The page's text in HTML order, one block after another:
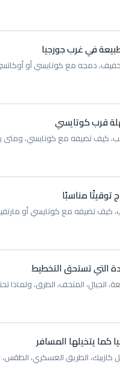
في غرب جورجيا
دمجه مع كوتايسي أو
قرب كوتايسي
كيف تضيفه مع كوتايسي، ومتى
مناسبًا
تضيفه مع كوتايسي أو
التي تستحق التخطيط
الجبال، المتحف، الطرق،
كما يتخيلها المسافر
كازبيك، الطريق العسكري، الطقس،